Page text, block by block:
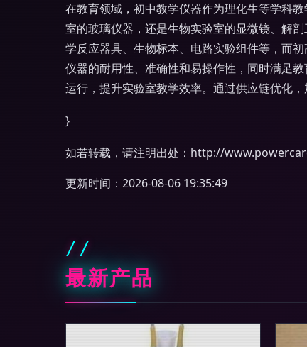
在教育领域，初中教学仪器作为理化生等学科
室的玻璃仪器，还是生物实验室的显微镜、解
学反应器具、生物标本、电路实验组件等，而
仪器的耐用性、准确性和易操作性，同时满足
运行，提升实验室教学效率。通过供应链优化
}
如若转载，请注明出处：http://
更新时间：2026-08-06 19:35:49
最新产品